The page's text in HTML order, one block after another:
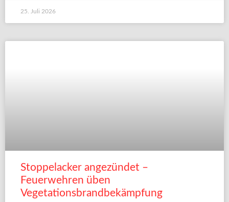
25. Juli 2026
Stoppelacker angezündet –
Feuerwehren üben
Vegetationsbrandbekämpfung